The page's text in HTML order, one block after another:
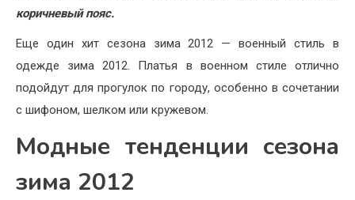
коричневый пояс.
Еще один хит сезона зима 2012 — военный стиль в
одежде зима 2012. Платья в военном стиле отлично
подойдут для прогулок по городу, особенно в сочетании
с шифоном, шелком или кружевом.
Модные тенденции сезона
зима 2012